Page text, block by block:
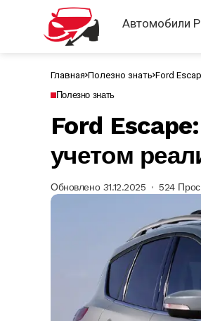
Автомобили
Главная Полезно знать Ford
Полезно знать
Ford
учетом
Обновлено 31.12.2025 524